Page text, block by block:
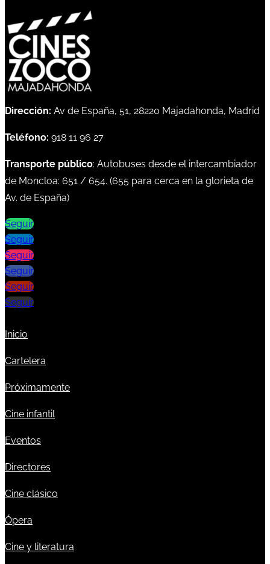
Dirección: Av de España, 51, 28220 Majadahonda, Madrid
Teléfono: 918 11 96 27
Transporte público: Autobuses desde el intercambiador
de Moncloa: 651 / 654. (655 para cerca en la glorieta de
Av. de España)
Seguir
Seguir
Seguir
Seguir
Seguir
Seguir
Inicio
Cartelera
Próximamente
Cine infantil
Eventos
Directores
Cine clásico
Ópera
Cine y literatura